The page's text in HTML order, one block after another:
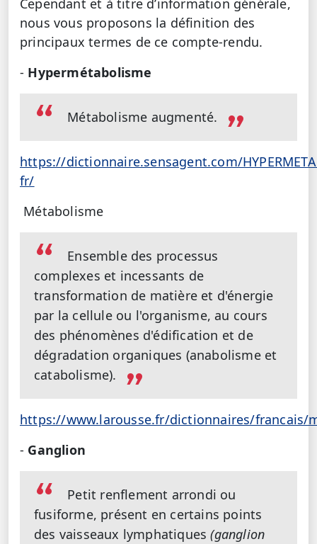
nous vous proposons la définition des
principaux termes de ce compte-rendu.
- Hypermétabolisme
Métabolisme augmenté.
https://dictionnaire.sensagent.com/
fr/
Métabolisme
Ensemble des processus
complexes et incessants de
transformation de matière et d'énergie
par la cellule ou l'organisme, au cours
des phénomènes d'édification et de
dégradation organiques (anabolisme et
catabolisme).
https://www.larousse.fr/dictionnaires/francais/
- Ganglion
Petit renflement arrondi ou
fusiforme, présent en certains points
des vaisseaux lymphatiques(ganglion